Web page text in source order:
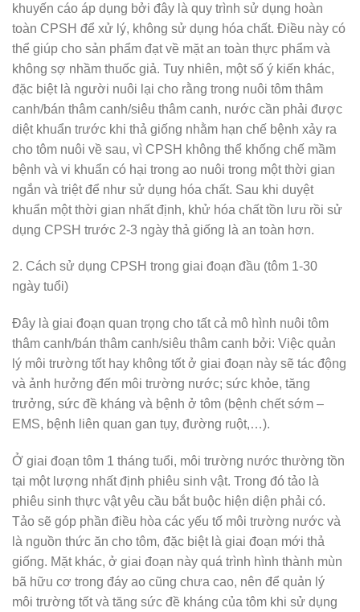
khuyến cáo áp dụng bởi đây là quy trình sử dụng hoàn
toàn CPSH để xử lý, không sử dụng hóa chất. Điều này có
thể giúp cho sản phẩm đạt về mặt an toàn thực phẩm và
không sợ nhầm thuốc giả. Tuy nhiên, một số ý kiến khác,
đặc biệt là người nuôi lại cho rằng trong nuôi tôm thâm
canh/bán thâm canh/siêu thâm canh, nước cần phải được
diệt khuẩn trước khi thả giống nhằm hạn chế bệnh xảy ra
cho tôm nuôi về sau, vì CPSH không thể khống chế mầm
bệnh và vi khuẩn có hại trong ao nuôi trong một thời gian
ngắn và triệt để như sử dụng hóa chất. Sau khi duyệt
khuẩn một thời gian nhất định, khử hóa chất tồn lưu rồi sử
dụng CPSH trước 2-3 ngày thả giống là an toàn hơn.
2. Cách sử dụng CPSH trong giai đoạn đầu (tôm 1-30
ngày tuổi)
Đây là giai đoạn quan trọng cho tất cả mô hình nuôi tôm
thâm canh/bán thâm canh/siêu thâm canh bởi: Việc quản
lý môi trường tốt hay không tốt ở giai đoạn này sẽ tác động
và ảnh hưởng đến môi trường nước; sức khỏe, tăng
trưởng, sức đề kháng và bệnh ở tôm (bệnh chết sớm –
EMS, bệnh liên quan gan tụy, đường ruột,…).
Ở giai đoạn tôm 1 tháng tuổi, môi trường nước thường tồn
tại một lượng nhất định phiêu sinh vật. Trong đó tảo là
phiêu sinh thực vật yêu cầu bắt buộc hiện diện phải có.
Tảo sẽ góp phần điều hòa các yếu tố môi trường nước và
là nguồn thức ăn cho tôm, đặc biệt là giai đoạn mới thả
giống. Mặt khác, ở giai đoạn này quá trình hình thành mùn
bã hữu cơ trong đáy ao cũng chưa cao, nên để quản lý
môi trường tốt và tăng sức đề kháng của tôm khi sử dụng